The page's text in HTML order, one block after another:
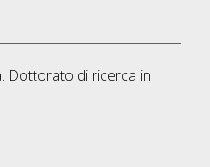
Dottorato di ricerca in